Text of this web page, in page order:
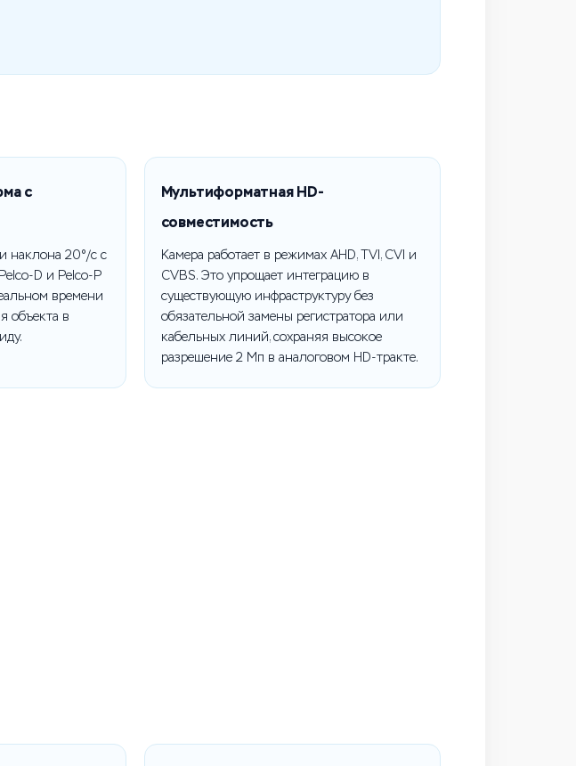
с
наклона 20°/с с
D и Pelco-P
времени
объекта в
Мультиформатная HD-
совместимость
Камера работает в режимах AHD, TVI, CVI и
CVBS. Это упрощает интеграцию в
существующую инфраструктуру без
обязательной замены регистратора или
кабельных линий, сохраняя высокое
разрешение 2 Мп в аналоговом HD-тракте.